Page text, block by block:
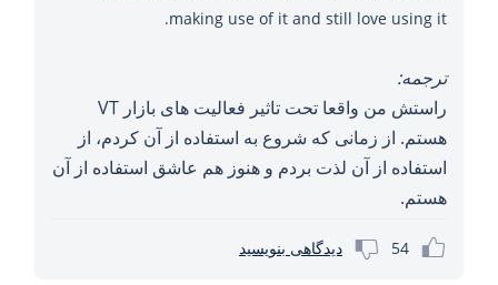
making use of it and still love using it.
ترجمه:
راستش من واقعا تحت تاثیر فعالیت های بازار VT
هستم. از زمانی که شروع به استفاده از آن کردم، از
استفاده از آن لذت بردم و هنوز هم عاشق استفاده از آن
هستم.
54 دیدگاهی بنویسید